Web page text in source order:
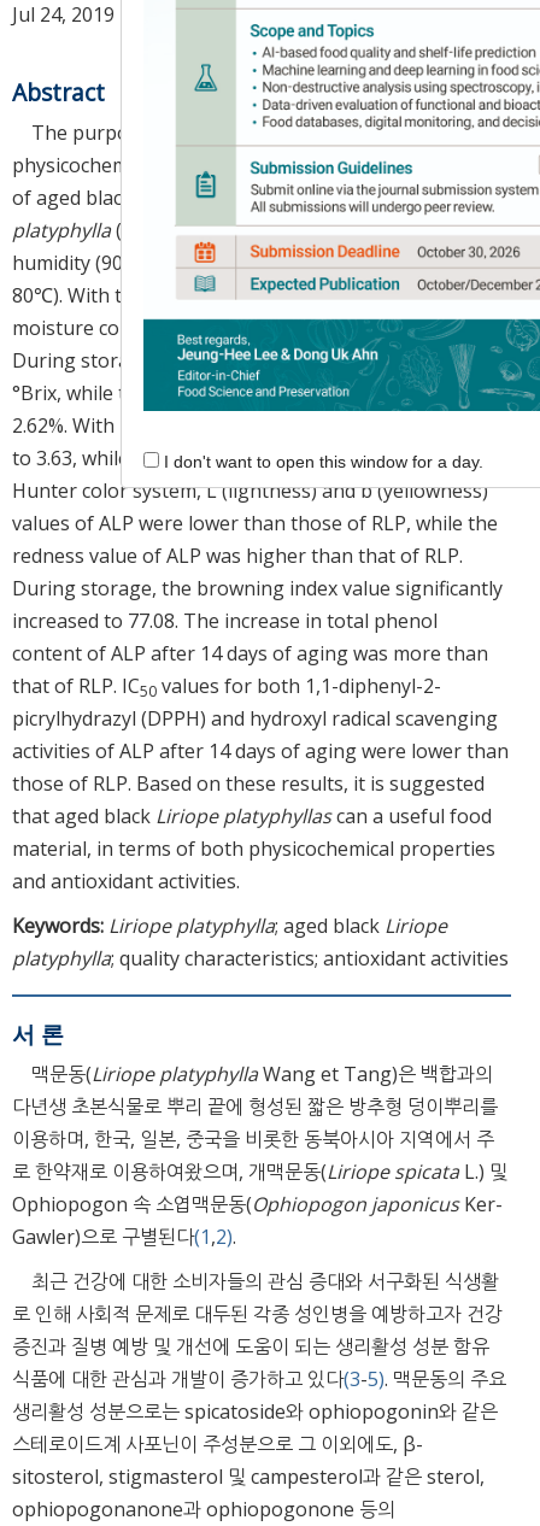
Jul 24, 2019
Abstract
The purpose of this study was to examine the
physicochemical properties and antioxidant activities
of aged black
Liriope platyphylla(ALP) and rawLiriope
platyphylla(RLP). RLP was aged for 14 days at high
humidity (90% and 95%) and temperatures (50℃ and
80℃). With the passage of the storage period, the
moisture content significantly decreased to 64.26%.
During storage, the sugar content increased to 16.00
°Brix, while the reducing sugar content increased to
2.62%. With increasing storage time, the pH decreased
to 3.63, while the acidity increased to 0.032%. In the
Hunter color system, L (lightness) and b (yellowness)
values of ALP were lower than those of RLP, while the
redness value of ALP was higher than that of RLP.
During storage, the browning index value significantly
increased to 77.08. The increase in total phenol
content of ALP after 14 days of aging was more than
that of RLP. IC50 values for both 1,1-diphenyl-2-
picrylhydrazyl (DPPH) and hydroxyl radical scavenging
activities of ALP after 14 days of aging were lower than
those of RLP. Based on these results, it is suggested
that aged black Liriope platyphyllascan a useful food
material, in terms of both physicochemical properties
and antioxidant activities.
Keywords: Liriope platyphylla; aged black Liriope
platyphylla; quality characteristics; antioxidant activities
서 론
맥문동(Liriope platyphyllaWang et Tang)은 백합과의
다년생 초본식물로 뿌리 끝에 형성된 짧은 방추형 덩이뿌리를
이용하며, 한국, 일본, 중국을 비롯한 동북아시아 지역에서 주
로 한약재로 이용하여왔으며, 개맥문동(Liriope spicataL.) 및
Ophiopogon 속 소엽맥문동(Ophiopogon japonicusKer-
Gawler)으로 구별된다(1,2).
최근 건강에 대한 소비자들의 관심 증대와 서구화된 식생활
로 인해 사회적 문제로 대두된 각종 성인병을 예방하고자 건강
증진과 질병 예방 및 개선에 도움이 되는 생리활성 성분 함유
식품에 대한 관심과 개발이 증가하고 있다(3-5). 맥문동의 주요
생리활성 성분으로는 spicatoside와 ophiopogonin와 같은
스테로이드계 사포닌이 주성분으로 그 이외에도, β-
sitosterol, stigmasterol 및 campesterol과 같은 sterol,
ophiopogonanone과 ophiopogonone 등의
I don't want to open this window for a day.